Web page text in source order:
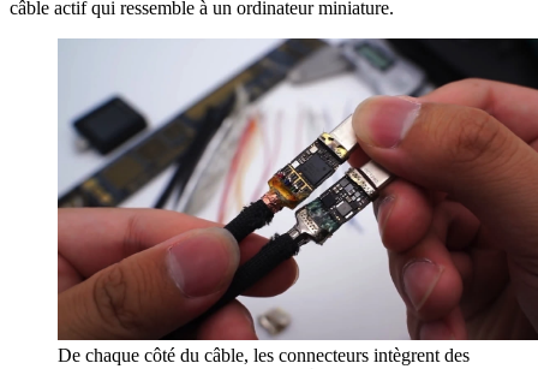
câble actif qui ressemble à un ordinateur miniature.
De chaque côté du câble, les connecteurs intègrent des